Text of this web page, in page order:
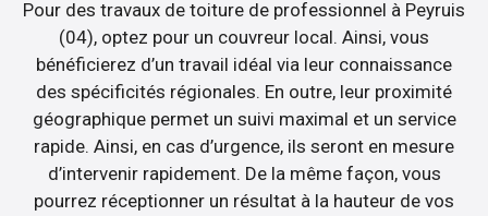
Pour des travaux de toiture de professionnel à Peyruis
(04), optez pour un couvreur local. Ainsi, vous
bénéficierez d’un travail idéal via leur connaissance
des spécificités régionales. En outre, leur proximité
géographique permet un suivi maximal et un service
rapide. Ainsi, en cas d’urgence, ils seront en mesure
d’intervenir rapidement. De la même façon, vous
pourrez réceptionner un résultat à la hauteur de vos